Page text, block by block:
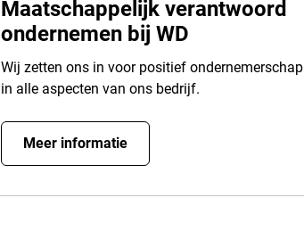
Maatschappelijk verantwoord
ondernemen bij WD
Wij zetten ons in voor positief ondernemerschap
in alle aspecten van ons bedrijf.
Meer informatie